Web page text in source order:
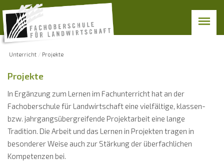
Unterricht Projekte
Projekte
In Ergänzung zum Lernen im Fachunterricht hat an der
Fachoberschule für Landwirtschaft eine vielfältige, klassen-
bzw. jahrgangsübergreifende Projektarbeit eine lange
Tradition. Die Arbeit und das Lernen in Projekten tragen in
besonderer Weise auch zur Stärkung der überfachlichen
Kompetenzen bei.